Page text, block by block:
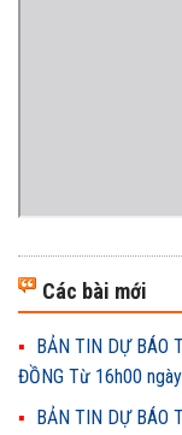
Các bài mới
BẢN TIN DỰ BÁO
ĐỒNG Từ 16h00
BẢN TIN DỰ BÁO